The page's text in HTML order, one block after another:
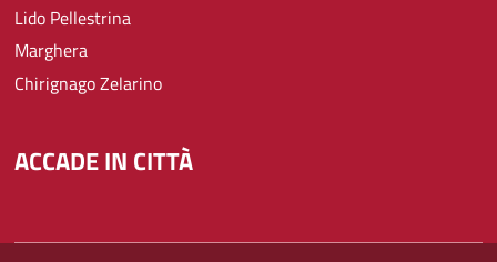
Lido Pellestrina
Marghera
Chirignago Zelarino
ACCADE IN CITTÀ